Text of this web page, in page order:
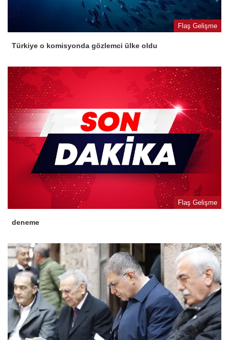
Flaş Gelişme
Türkiye o komisyonda gözlemci ülke oldu
Flaş Gelişme
deneme